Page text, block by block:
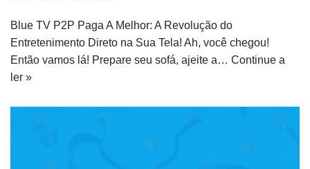
Blue TV P2P Paga A Melhor: A Revolução do
Entretenimento Direto na Sua Tela! Ah, você chegou!
Então vamos lá! Prepare seu sofá, ajeite a… Continue a
ler »